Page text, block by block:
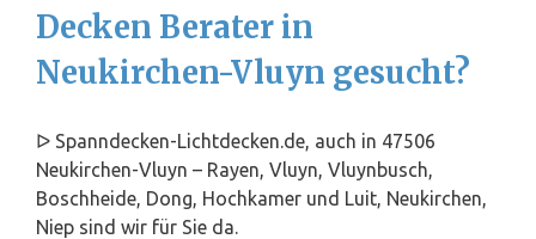
Decken Berater in
Neukirchen-Vluyn gesucht?
ᐅ Spanndecken-Lichtdecken.de, auch in 47506
Neukirchen-Vluyn – Rayen, Vluyn, Vluynbusch,
Boschheide, Dong, Hochkamer und Luit, Neukirchen,
Niep sind wir für Sie da.